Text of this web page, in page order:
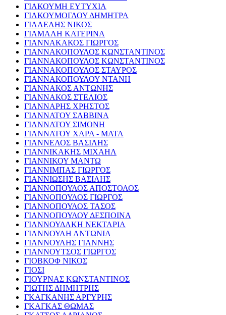
ΓΙΑΚΟΥΜΗ ΕΥΤΥΧΙΑ
ΓΙΑΚΟΥΜΟΓΛΟΥ ΔΗΜΗΤΡΑ
ΓΙΑΛΕΛΗΣ ΝΙΚΟΣ
ΓΙΑΜΑΛΗ ΚΑΤΕΡΙΝΑ
ΓΙΑΝΝΑΚΑΚΟΣ ΓΙΩΡΓΟΣ
ΓΙΑΝΝΑΚΟΠΟΥΛΟΣ ΚΩΝΣΤΑΝΤΙΝΟΣ
ΓΙΑΝΝΑΚΟΠΟΥΛΟΣ ΚΩΝΣΤΑΝΤΙΝΟΣ
ΓΙΑΝΝΑΚΟΠΟΥΛΟΣ ΣΤΑΥΡΟΣ
ΓΙΑΝΝΑΚΟΠΟΥΛΟΥ ΝΤΑΝΗ
ΓΙΑΝΝΑΚΟΣ ΑΝΤΩΝΗΣ
ΓΙΑΝΝΑΚΟΣ ΣΤΕΛΙΟΣ
ΓΙΑΝΝΑΡΗΣ ΧΡΗΣΤΟΣ
ΓΙΑΝΝΑΤΟΥ ΣΑΒΒΙΝΑ
ΓΙΑΝΝΑΤΟΥ ΣΙΜΟΝΗ
ΓΙΑΝΝΑΤΟΥ ΧΑΡΑ - ΜΑΤΑ
ΓΙΑΝΝΕΛΟΣ ΒΑΣΙΛΗΣ
ΓΙΑΝΝΙΚΑΚΗΣ ΜΙΧΑΗΛ
ΓΙΑΝΝΙΚΟΥ ΜΑΝΤΩ
ΓΙΑΝΝΙΜΠΑΣ ΓΙΩΡΓΟΣ
ΓΙΑΝΝΙΩΣΗΣ ΒΑΣΙΛΗΣ
ΓΙΑΝΝΟΠΟΥΛΟΣ ΑΠΟΣΤΟΛΟΣ
ΓΙΑΝΝΟΠΟΥΛΟΣ ΓΙΩΡΓΟΣ
ΓΙΑΝΝΟΠΟΥΛΟΣ ΤΑΣΟΣ
ΓΙΑΝΝΟΠΟΥΛΟΥ ΔΕΣΠΟΙΝΑ
ΓΙΑΝΝΟΥΔΑΚΗ ΝΕΚΤΑΡΙΑ
ΓΙΑΝΝΟΥΛΗ ΑΝΤΩΝΙΑ
ΓΙΑΝΝΟΥΛΗΣ ΓΙΑΝΝΗΣ
ΓΙΑΝΝΟΥΤΣΟΣ ΓΙΩΡΓΟΣ
ΓΙΟΒΚΟΦ ΝΙΚΟΣ
ΓΙΟΣΙ
ΓΙΟΥΡΝΑΣ ΚΩΝΣΤΑΝΤΙΝΟΣ
ΓΙΩΤΗΣ ΔΗΜΗΤΡΗΣ
ΓΚΑΓΚΑΝΗΣ ΑΡΓΥΡΗΣ
ΓΚΑΓΚΑΣ ΘΩΜΑΣ